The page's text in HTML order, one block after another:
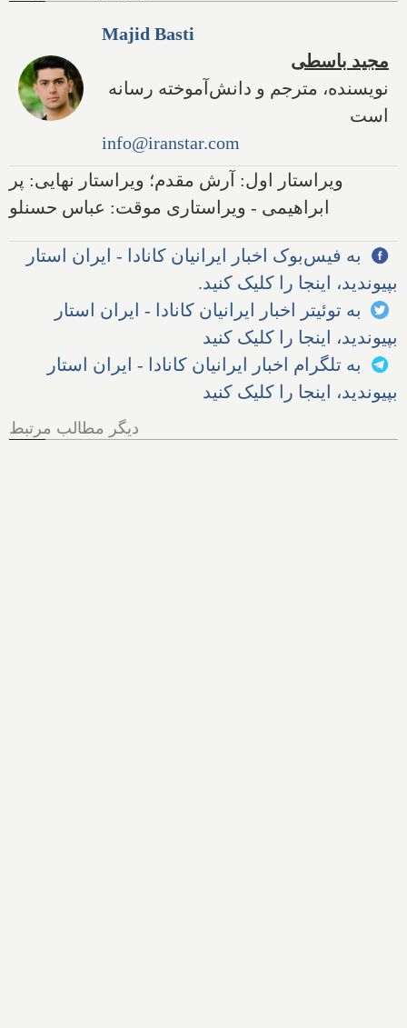
Majid Basti
مجید باسطی
نویسنده، مترجم و دانش‌آموخته رسانه
است
info@iranstar.com
ویراستار اول: آرش مقدم؛ ویراستار نهایی: پر
ابراهیمی - ویراستاری موقت: عباس حسنلو
به فیس‌بوک اخبار ایرانیان کانادا - ایران استار
بپیوندید، اینجا را کلیک کنید.
به توئیتر اخبار ایرانیان کانادا - ایران استار
بپیوندید، اینجا را کلیک کنید
به تلگرام اخبار ایرانیان کانادا - ایران استار
بپیوندید، اینجا را کلیک کنید
دیگر مطالب مرتبط
دانمارک سربازی را ۳ برابر و